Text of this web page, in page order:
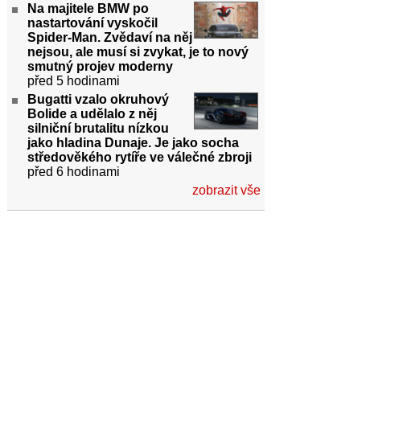
Na majitele BMW po
nastartování vyskočil
Spider-Man. Zvědaví na něj
nejsou, ale musí si zvykat, je to nový
smutný projev moderny
před 5 hodinami
Bugatti vzalo okruhový
Bolide a udělalo z něj
silniční brutalitu nízkou
jako hladina Dunaje. Je jako socha
středověkého rytíře ve válečné zbroji
před 6 hodinami
zobrazit vše